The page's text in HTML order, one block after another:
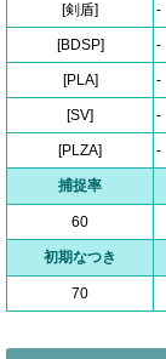
[剣盾] -
[BDSP] -
[PLA] -
[SV] -
[PLZA] -
捕捉率
60
初期なつき
70